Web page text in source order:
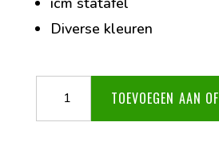
Diverse kleuren
aantal
TOEVOEGEN AAN